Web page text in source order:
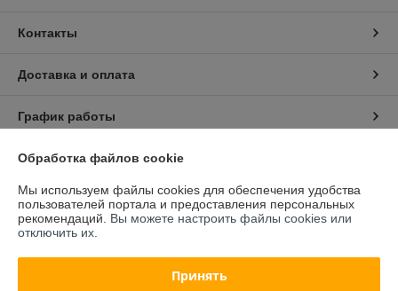
Контакты
Доставка и оплата
График работы
Полная версия сайта
Политика обработки cookies
Сайт создан на платформе Deal.by
Обработка файлов cookie
Мы используем файлы cookies для обеспечения удобства
пользователей портала и предоставления персональных
рекомендаций. Вы можете настроить файлы cookies или
отключить их.
Принять